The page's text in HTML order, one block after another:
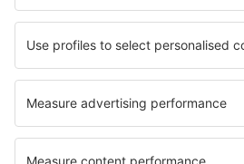
Hotels in Neustadt der Orla Hotels
Hotels in Henley in Arden Hotels in
Hotels in Eaton Hotels in Baró